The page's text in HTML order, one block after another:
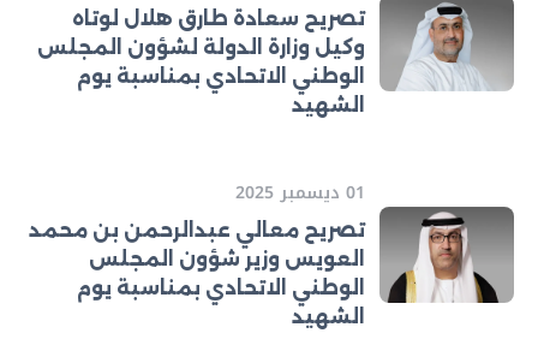
تصريح سعادة طارق هلال لوتاه
وكيل وزارة الدولة لشؤون المجلس
الوطني الاتحادي بمناسبة يوم
الشهيد
01 ديسمبر 2025
تصريح معالي عبدالرحمن بن محمد
العويس وزير شؤون المجلس
الوطني الاتحادي بمناسبة يوم
الشهيد